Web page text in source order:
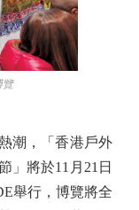
覽
潮，「香港戶外
」將於11月21日
舉行，博覽將全